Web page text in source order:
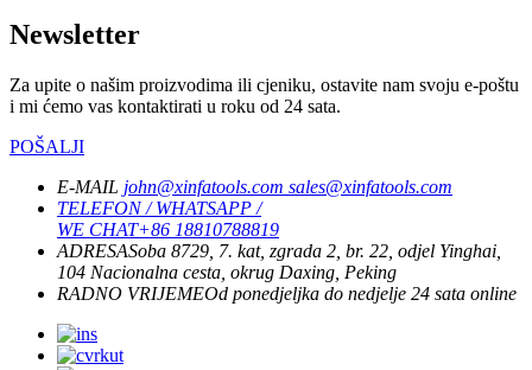
Newsletter
Za upite o našim proizvodima ili cjeniku, ostavite nam svoju e-poštu
i mi ćemo vas kontaktirati u roku od 24 sata.
POŠALJI
E-MAIL john@xinfatools.com sales@xinfatools.com
TELEFON / WHATSAPP /
WE CHAT+86 18810788819
ADRESASoba 8729, 7. kat, zgrada 2, br. 22, odjel Yinghai,
104 Nacionalna cesta, okrug Daxing, Peking
RADNO VRIJEMEOd ponedjeljka do nedjelje 24 sata online